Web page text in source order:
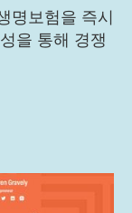
명보험을 즉시
을 통해 경쟁